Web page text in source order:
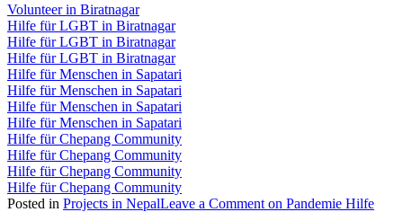
Volunteer in Biratnagar
Hilfe für LGBT in Biratnagar
Hilfe für LGBT in Biratnagar
Hilfe für LGBT in Biratnagar
Hilfe für Menschen in Sapatari
Hilfe für Menschen in Sapatari
Hilfe für Menschen in Sapatari
Hilfe für Menschen in Sapatari
Hilfe für Chepang Community
Hilfe für Chepang Community
Hilfe für Chepang Community
Hilfe für Chepang Community
Posted in Projects in NepalLeave a Comment on Pandemie Hilfe